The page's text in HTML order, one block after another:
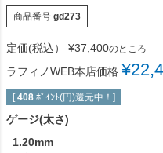
商品番号 gd273
定価(税込） ¥37,400のところ
ラフィノWEB本店価格 ¥
[ 408 ﾎﾟｲﾝﾄ(円)還元中！]
ゲージ(太さ)
1.20mm